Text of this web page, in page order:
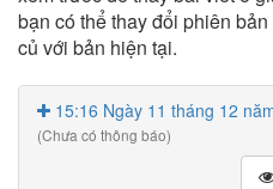
bạn có thể thay đổi phiên
củ với bản hiện tại.
15:16 Ngày 11 tháng 12
(Chưa có thông báo)